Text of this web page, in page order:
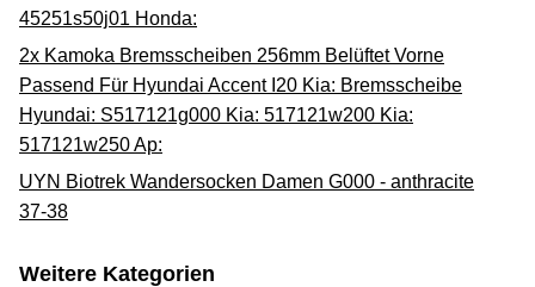
45251s50j01 Honda:
2x Kamoka Bremsscheiben 256mm Belüftet Vorne
Passend Für Hyundai Accent I20 Kia: Bremsscheibe
Hyundai: S517121g000 Kia: 517121w200 Kia:
517121w250 Ap:
UYN Biotrek Wandersocken Damen G000 - anthracite
37-38
Weitere Kategorien